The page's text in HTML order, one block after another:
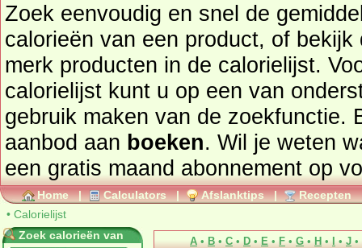
Zoek eenvoudig en snel de
calorieën van een product, of
merk producten in de calorielijst.
calorielijst kunt u op een van
gebruik maken van de zoekfunctie.
aanbod aan boeken. Wil je weten
een gratis maand abonnement op
Home | Calculators | Afslanktips | Recepten
• Calorielijst
Zoek calorieën van
A • B • C • D • E • F • G • H • • J •